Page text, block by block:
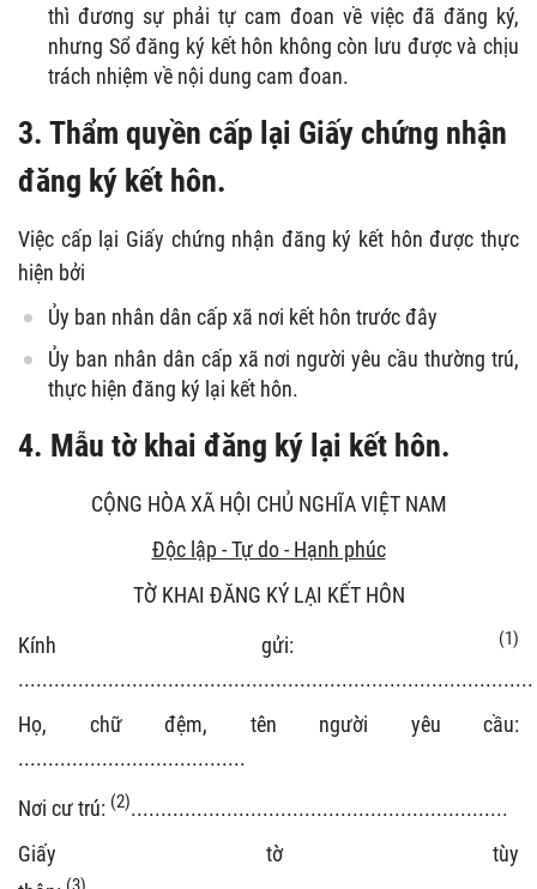
thì đương sự phải tự cam đoan về việc đã đăng ký,
nhưng Sổ đăng ký kết hôn không còn lưu được và chịu
trách nhiệm về nội dung cam đoan.
3. Thẩm quyền cấp lại Giấy chứng nhận
đăng ký kết hôn.
Việc cấp lại Giấy chứng nhận đăng ký kết hôn được thực
hiện bởi
Ủy ban nhân dân cấp xã nơi kết hôn trước đây
Ủy ban nhân dân cấp xã nơi người yêu cầu thường trú,
thực hiện đăng ký lại kết hôn.
4. Mẫu tờ khai đăng ký lại kết hôn.
CỘNG HÒA XÃ HỘI CHỦ NGHĨA VIỆT NAM
Độc lập - Tự do - Hạnh phúc
TỜ KHAI ĐĂNG KÝ LẠI KẾT HÔN
Kính gửi:
(1)
......................................................................................
Họ, chữ đệm, tên người yêu cầu:
......................................
Nơi cư trú: (2)...............................................................
Giấy tờ tùy